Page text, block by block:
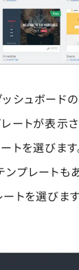
シュボードの
ートが表示
トを選びます
プレートも
トを選びます